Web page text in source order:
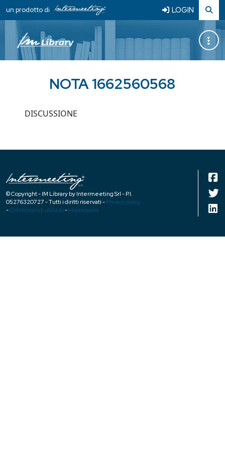
un prodotto di LOGIN
NOTA 1662560568
DISCUSSIONE
© Copyright - IM Library by Intermeeting Srl - P.I.
05276320727 - Tutti i diritti riservati - Privacy policy
-Condizioni di utilizzo- Impressum